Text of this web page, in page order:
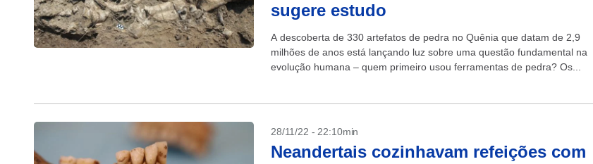
sugere estudo
A descoberta de 330 artefatos de pedra no Quênia que datam de 2,9
milhões de anos está lançando luz sobre uma questão fundamental na
evolução humana – quem primeiro usou ferramentas de pedra? Os...
28/11/22 - 22:10min
Neandertais cozinhavam refeições com